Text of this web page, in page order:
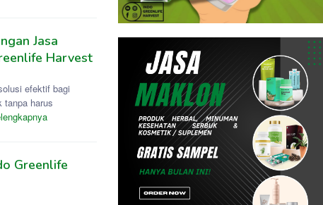
Jasa
Harvest
efektif bagi
tanpa harus
Greenlife